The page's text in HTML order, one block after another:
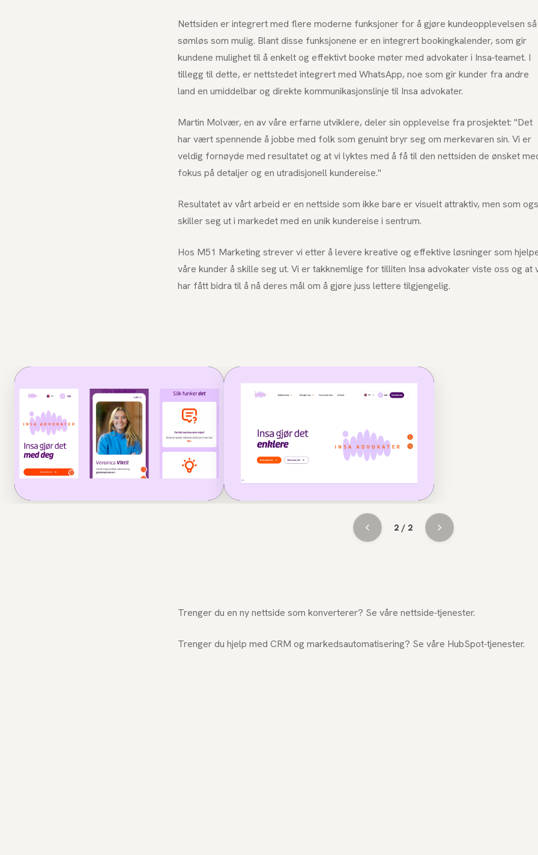
Nettsiden er integrert med flere moderne funksjoner for å gjøre kundeopplevelsen så
sømløs som mulig. Blant disse funksjonene er en integrert bookingkalender, som gir
kundene mulighet til å enkelt og effektivt booke møter med advokater i Insa-teamet. I
tillegg til dette, er nettstedet integrert med WhatsApp, noe som gir kunder fra andre
land en umiddelbar og direkte kommunikasjonslinje til Insa advokater.
Martin Molvær, en av våre erfarne utviklere, deler sin opplevelse fra prosjektet: "Det
har vært spennende å jobbe med folk som genuint bryr seg om merkevaren sin. Vi er
veldig fornøyde med resultatet og at vi lyktes med å få til den nettsiden de ønsket
fokus på detaljer og en utradisjonell kundereise."
Resultatet av vårt arbeid er en nettside som ikke bare er visuelt attraktiv, men som
skiller seg ut i markedet med en unik kundereise i sentrum.
Hos M51 Marketing strever vi etter å levere kreative og effektive løsninger som
våre kunder å skille seg ut. Vi er takknemlige for tilliten Insa advokater viste oss og at
har fått bidra til å nå deres mål om å gjøre juss lettere tilgjengelig.
2 / 2
Trenger du en ny nettside som konverterer? Se våre nettside-tjenester.
Trenger du hjelp med CRM og markedsautomatisering? Se våre HubSpot-tjenester.